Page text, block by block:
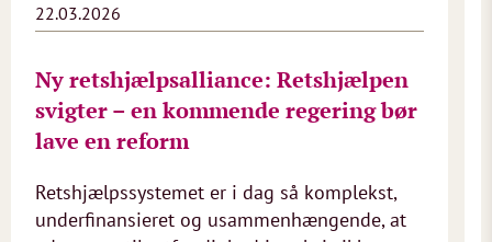
22.03.2026
Ny retshjælpsalliance: Retshjælpen
svigter – en kommende regering bør
lave en reform
Retshjælpssystemet er i dag så komplekst,
underfinansieret og usammenhængende, at